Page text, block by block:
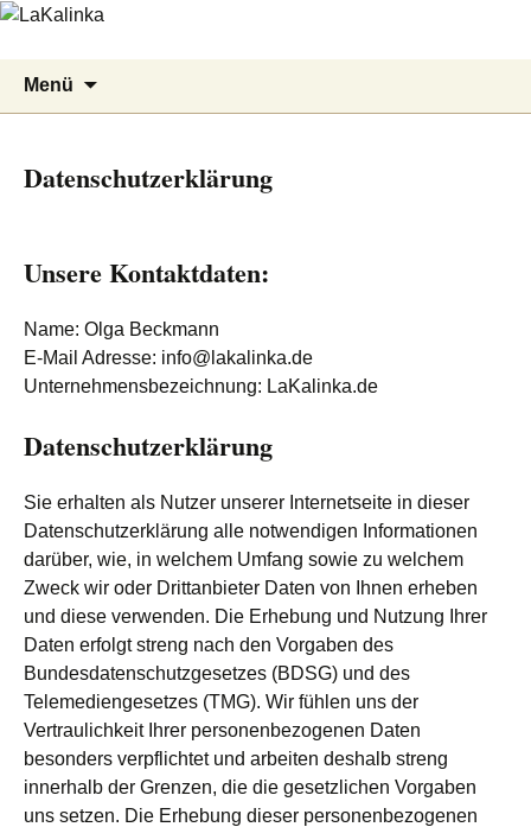
LaKalinka
Menü
Datenschutzerklärung
Unsere Kontaktdaten:
Name: Olga Beckmann
E-Mail Adresse: info@lakalinka.de
Unternehmensbezeichnung: LaKalinka.de
Datenschutzerklärung
Sie erhalten als Nutzer unserer Internetseite in dieser
Datenschutzerklärung alle notwendigen Informationen
darüber, wie, in welchem Umfang sowie zu welchem
Zweck wir oder Drittanbieter Daten von Ihnen erheben
und diese verwenden. Die Erhebung und Nutzung Ihrer
Daten erfolgt streng nach den Vorgaben des
Bundesdatenschutzgesetzes (BDSG) und des
Telemediengesetzes (TMG). Wir fühlen uns der
Vertraulichkeit Ihrer personenbezogenen Daten
besonders verpflichtet und arbeiten deshalb streng
innerhalb der Grenzen, die die gesetzlichen Vorgaben
uns setzen. Die Erhebung dieser personenbezogenen